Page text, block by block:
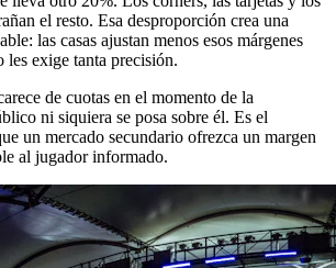
el resto. Esa desproporción crea una
las casas ajustan menos esos márgenes
exige tanta precisión.
de cuotas en el momento de la
ni siquiera se posa sobre él. Es el
un mercado secundario ofrezca un margen
al jugador informado.